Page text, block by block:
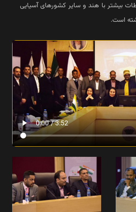
بیشتر با هند و سایر کشورهای آسیایی
است.